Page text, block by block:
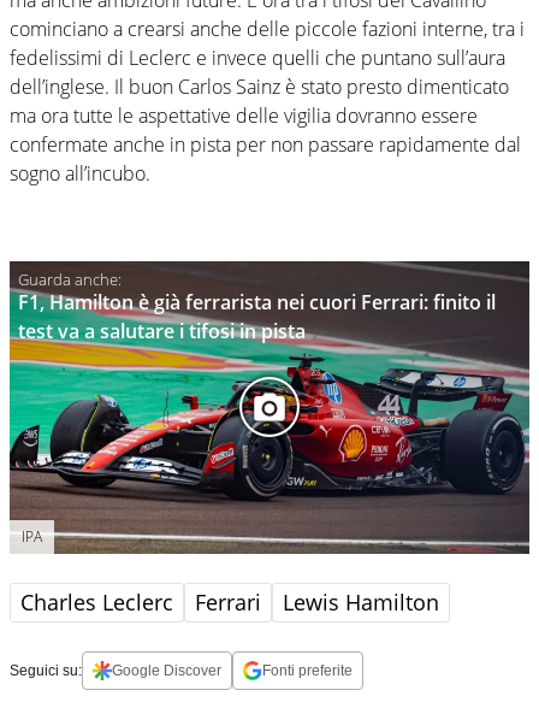
cominciano a crearsi anche delle piccole fazioni interne, tra i
fedelissimi di Leclerc e invece quelli che puntano sull’aura
dell’inglese. Il buon Carlos Sainz è stato presto dimenticato
ma ora tutte le aspettative delle vigilia dovranno essere
confermate anche in pista per non passare rapidamente dal
sogno all’incubo.
F1, Hamilton è già ferrarista nei cuori Ferrari: finito il
test va a salutare i tifosi in pista
IPA
Charles Leclerc Ferrari Lewis Hamilton
Seguici su: Google Discover Fonti preferite